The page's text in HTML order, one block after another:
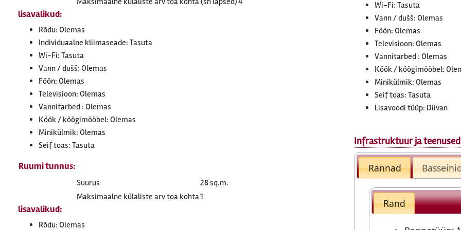
lisavalikud:
Rõdu: Olemas
Individuaalne kliimaseade: Tasuta
Wi-Fi: Tasuta
Vann / dušš: Olemas
Föön: Olemas
Televisioon: Olemas
Vannitarbed : Olemas
Köök / köögimööbel: Olemas
Minikülmik: Olemas
Seif toas: Tasuta
Suurus
28 sq.m.
Maksimaalne külaliste arv toa kohta1
Ruumi tunnus:
lisavalikud:
Rõdu: Olemas
Wi-Fi: Tasuta
Vann / dušš: Olemas
Föön: Olemas
Televisioon: Olemas
Vannitarbed : Olemas
Köök / köögimööbel:
Minikülmik: Olemas
Seif toas: Tasuta
Lisavoodi tüüp: Diivan
Infrastruktuur ja teenused
Rannad
Rand